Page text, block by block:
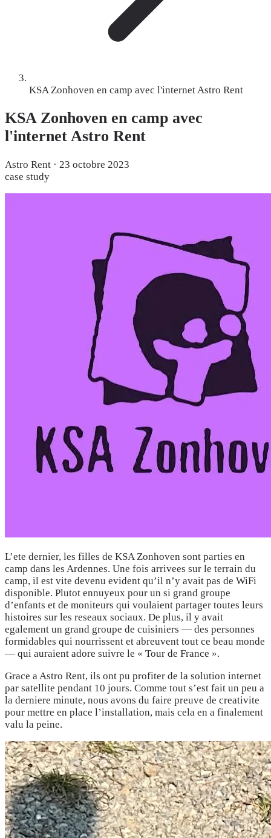
KSA Zonhoven en camp avec l'internet Astro Rent
KSA Zonhoven en camp avec
l'internet Astro Rent
Astro Rent · 23 octobre 2023
case study
L’ete dernier, les filles de KSA Zonhoven sont parties en
camp dans les Ardennes. Une fois arrivees sur le terrain du
camp, il est vite devenu evident qu’il n’y avait pas de WiFi
disponible. Plutot ennuyeux pour un si grand groupe
d’enfants et de moniteurs qui voulaient partager toutes leurs
histoires sur les reseaux sociaux. De plus, il y avait
egalement un grand groupe de cuisiniers — des personnes
formidables qui nourrissent et abreuvent tout ce beau monde
— qui auraient adore suivre le « Tour de France ».
Grace a Astro Rent, ils ont pu profiter de la solution internet
par satellite pendant 10 jours. Comme tout s’est fait un peu a
la derniere minute, nous avons du faire preuve de creativite
pour mettre en place l’installation, mais cela en a finalement
valu la peine.